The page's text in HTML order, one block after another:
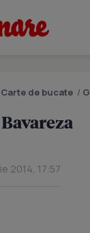
Carte de bucate /
2014, 17:57